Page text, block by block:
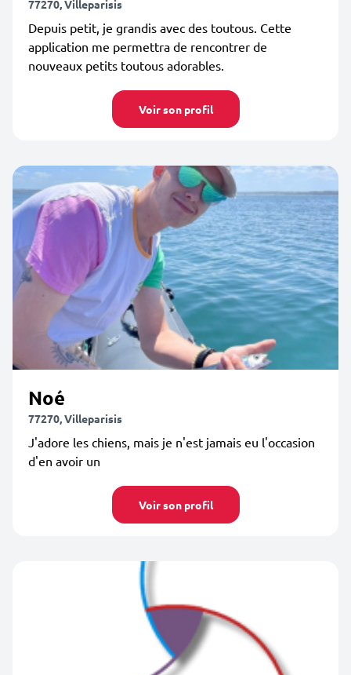
77270, Villeparisis
Depuis petit, je grandis avec des toutous. Cette
application me permettra de rencontrer de
nouveaux petits toutous adorables.
Voir son profil
Noé
77270, Villeparisis
J'adore les chiens, mais je n'est jamais eu l'occasion
d'en avoir un
Voir son profil